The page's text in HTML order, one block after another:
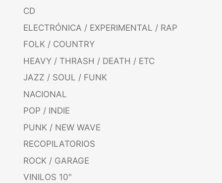
CD
ELECTRÓNICA / EXPERIMENTAL / RAP
FOLK / COUNTRY
HEAVY / THRASH / DEATH / ETC
JAZZ / SOUL / FUNK
NACIONAL
POP / INDIE
PUNK / NEW WAVE
RECOPILATORIOS
ROCK / GARAGE
VINILOS 10"